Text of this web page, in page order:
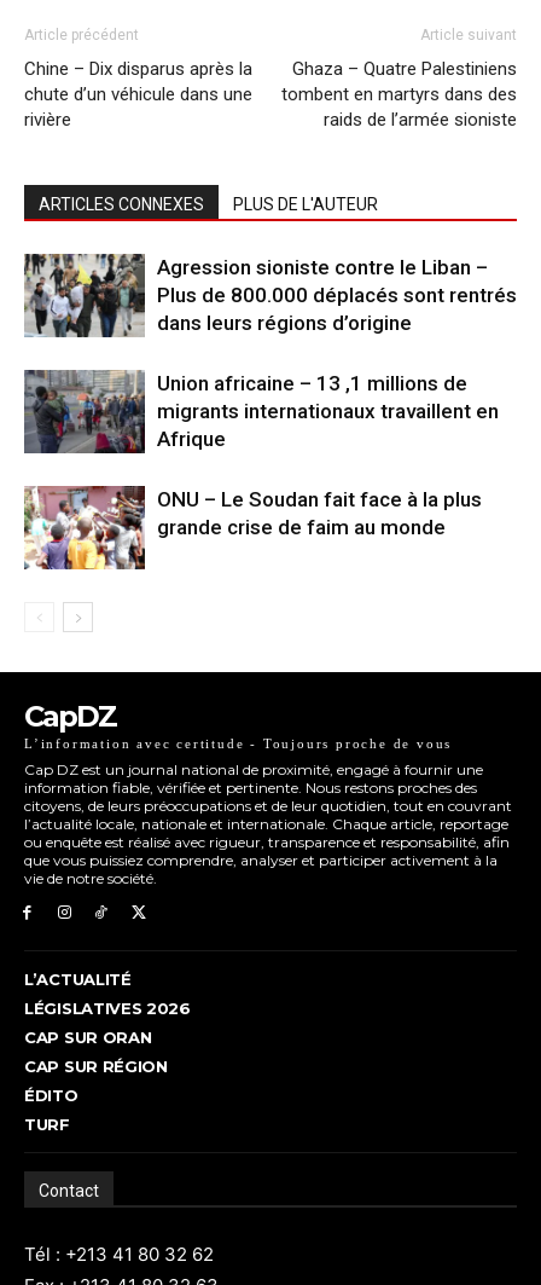
Article précédent
Chine – Dix disparus après la
chute d’un véhicule dans une
rivière
Article suivant
Ghaza – Quatre Palestiniens
tombent en martyrs dans des
raids de l’armée sioniste
ARTICLES CONNEXES PLUS DE L'AUTEUR
Agression sioniste contre le Liban –
Plus de 800.000 déplacés sont rentrés
dans leurs régions d’origine
Union africaine – 13 ,1 millions de
migrants internationaux travaillent en
Afrique
ONU – Le Soudan fait face à la plus
grande crise de faim au monde
CapDZ
L’information avec certitude - Toujours proche de vous
Cap DZ est un journal national de proximité, engagé à fournir une
information fiable, vérifiée et pertinente. Nous restons proches des
citoyens, de leurs préoccupations et de leur quotidien, tout en couvrant
l’actualité locale, nationale et internationale. Chaque article, reportage
ou enquête est réalisé avec rigueur, transparence et responsabilité, afin
que vous puissiez comprendre, analyser et participer activement à la
vie de notre société.
L’ACTUALITÉ
LÉGISLATIVES 2026
CAP SUR ORAN
CAP SUR RÉGION
ÉDITO
TURF
Contact
Tél : +213 41 80 32 62